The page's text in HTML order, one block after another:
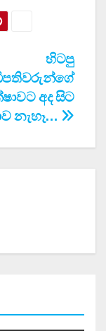
හිටපු
අද සිට
නැහෑ…